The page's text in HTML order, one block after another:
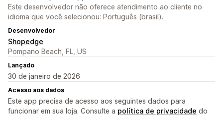
Este desenvolvedor não oferece atendimento ao cliente no
idioma que você selecionou: Português (brasil).
Desenvolvedor
Shopedge
Pompano Beach, FL, US
Lançado
30 de janeiro de 2026
Acesso aos dados
Este app precisa de acesso aos seguintes dados para
funcionar em sua loja. Consulte a política de privacidade do